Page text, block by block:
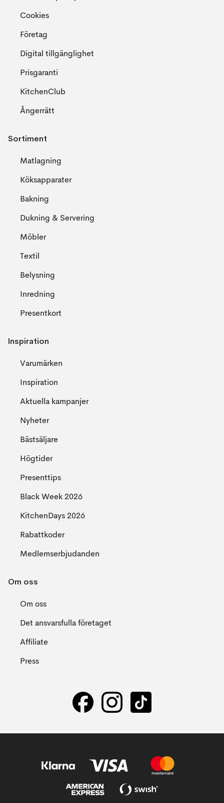
Cookies
Företag
Digital tillgänglighet
Prisgaranti
KitchenClub
Ångerrätt
Sortiment
Matlagning
Köksapparater
Bakning
Dukning & Servering
Möbler
Textil
Belysning
Inredning
Presentkort
Inspiration
Varumärken
Inspiration
Aktuella kampanjer
Nyheter
Bästsäljare
Högtider
Presenttips
Black Week 2026
KitchenDays 2026
Rabattkoder
Medlemserbjudanden
Om oss
Om oss
Det ansvarsfulla företaget
Affiliate
Press